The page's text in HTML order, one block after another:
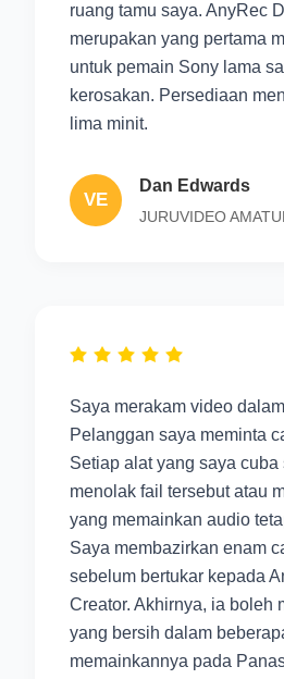
ruang tamu saya. AnyRec
merupakan yang pertama
untuk pemain Sony lama
kerosakan. Persediaan
lima minit.
VE
Dan Edwards
JURUVIDEO
Saya merakam video
Pelanggan saya meminta
Setiap alat yang saya cuba
menolak fail tersebut atau
yang memainkan audio
Saya membazirkan enam
sebelum bertukar kepada
Creator. Akhirnya, ia boleh
yang bersih dalam
memainkannya pada